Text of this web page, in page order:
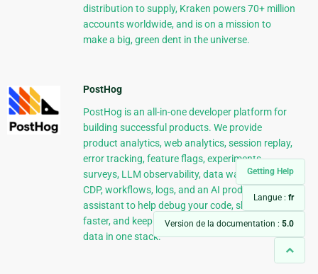
Getting Help
Langue : fr
Version de la documentation : 5.0
distribution to supply, Kraken powers 70+ million
accounts worldwide, and is on a mission to
make a big, green dent in the universe.
PostHog
PostHog is an all-in-one developer platform for
building successful products. We provide
product analytics, web analytics, session replay,
error tracking, feature flags, experiments,
surveys, LLM observability, data warehouse,
CDP, workflows, logs, and an AI product
assistant to help debug your code, ship features
faster, and keep all your usage and customer
data in one stack.